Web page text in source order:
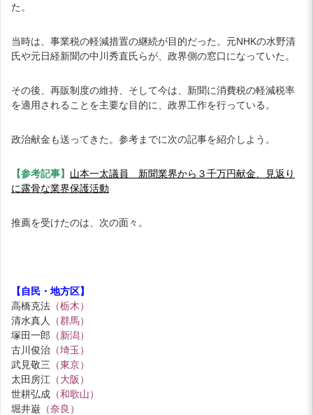
た。
当時は、事業税の軽減措置の継続が目的だった。元NHKの水野清
氏や元日経新聞の中川秀直氏らが、政界側の窓口になっていた。
その後、再販制度の維持、そして今は、新聞に消費税の軽減税率
を適用されることを主要な目的に、政界工作を行っている。
政治献金も送ってきた。参考までに次の記事を紹介しよう。
【参考記事】 山本一太議員 新聞業界から３千万円献金、見返り
に露骨な業界保護活動
推薦を受けたのは、次の面々。
【自民・地方区】
高橋克法 （栃木）
清水真人
（群馬）
塚田一郎 （新潟）
古川俊治 （埼玉）
武見敬三 （東京）
太田房江 （大阪）
世耕弘成 （和歌山）
堀井巌 （奈良）